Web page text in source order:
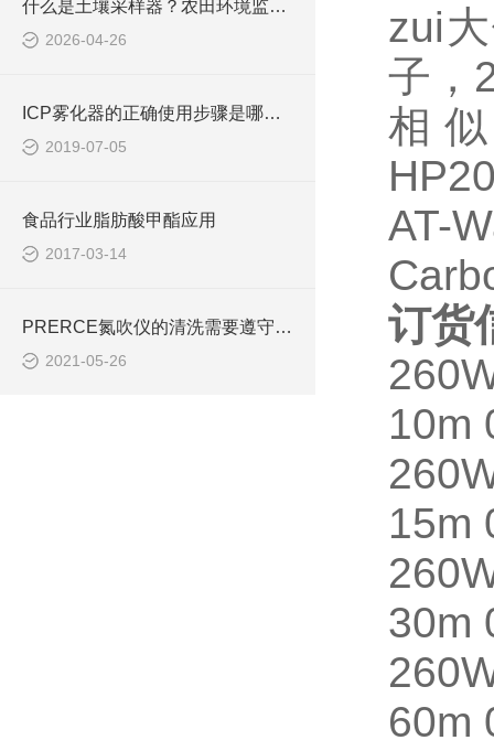
什么是土壤采样器？农田环境监测取样工具
2026-04-26
ICP雾化器的正确使用步骤是哪几步呢
2019-07-05
食品行业脂肪酸甲酯应用
2017-03-14
PRERCE氮吹仪的清洗需要遵守这些步骤
2021-05-26
zui
子，
相
AT-
订货
10m
15m
30m
60m